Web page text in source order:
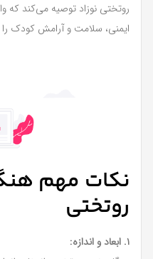
روتختی نوزاد توصیه می‌کند که
ایمنی، سلامت و آرامش کودک را
نکات مهم
روتختی
۱. ابعاد و اندازه: